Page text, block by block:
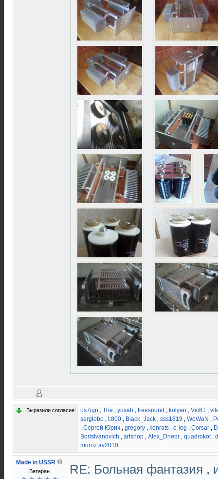
Выразили согласие: us7ign , The , yusah , freesound , kolyan , Vic61 ,
serglobo , t.800 , Black_Jack , sss1819 , WoWaN ,
, Сергей Юрич , gregory , konrats , o-leg , Corsar ,
BorisIvanovich , artshop , Alex_Dnepr , quadrokot,
moroz.av2010
Made in USSR
Ветеран
RE: Больная фантазия ,